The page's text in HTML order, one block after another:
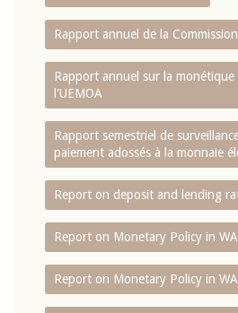
Rapport annuel de la
Rapport annuel sur la
l'UEMOA
Rapport semestriel de
paiement adossés à la monnaie
Report on deposit and lending
Report on Monetary Policy in
Report on Monetary Policy in